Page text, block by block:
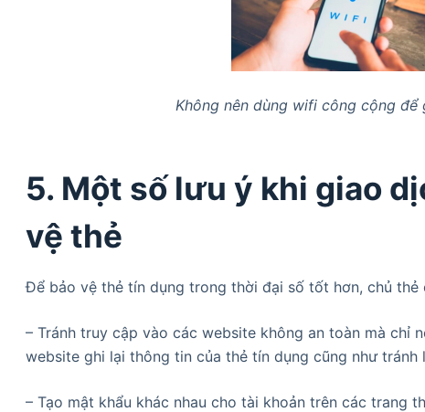
Không nên dùng wifi công cộng
5. Một số lưu ý khi giao
vệ thẻ
Để bảo vệ thẻ tín dụng trong thời đại số tốt hơn, chủ thẻ
– Tránh truy cập vào các website không an toàn mà chỉ
website ghi lại thông tin của thẻ tín dụng cũng như
– Tạo mật khẩu khác nhau cho tài khoản trên các trang